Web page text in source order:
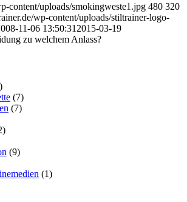
content/uploads/smokingweste1.jpg 480 320
wp-content/uploads/stiltrainer-logo-
11-06 13:50:31 2015-03-19
zu welchem Anlass?
(7)
(7)
(9)
(1)